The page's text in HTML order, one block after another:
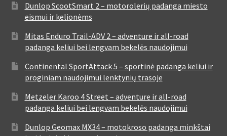
Dunlop ScootSmart 2 – motorolerių padanga miesto
eismui ir kelionėms
Mitas Enduro Trail-ADV 2 – adventure ir all-road
padanga keliui bei lengvam bekelės naudojimui
Continental SportAttack 5 – sportinė padanga keliui ir
proginiam naudojimui lenktynių trasoje
Metzeler Karoo 4 Street – adventure ir all-road
padanga keliui bei lengvam bekelės naudojimui
Dunlop Geomax MX34 – motokroso padanga minkštai